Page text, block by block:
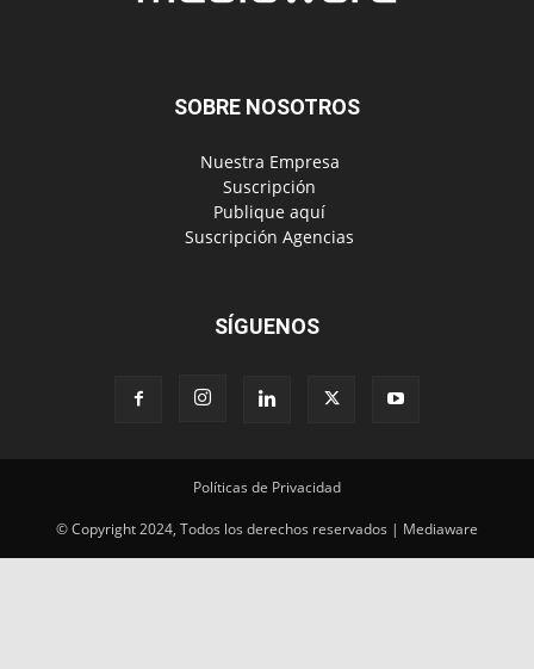
SOBRE NOSOTROS
‎ Nuestra Empresa
‎ Suscripción
‎ Publique aquí
‎ Suscripción Agencias
SÍGUENOS
Políticas de Privacidad
© Copyright 2024, Todos los derechos reservados | Mediaware